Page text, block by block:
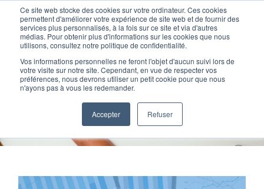
Ce site web stocke des cookies sur votre ordinateur. Ces cookies
permettent d'améliorer votre expérience de site web et de fournir des
services plus personnalisés, à la fois sur ce site et via d'autres
médias. Pour obtenir plus d'informations sur les cookies que nous
utilisons, consultez notre politique de confidentialité.
Vos informations personnelles ne feront l'objet d'aucun suivi lors de
votre visite sur notre site. Cependant, en vue de respecter vos
préférences, nous devrons utiliser un petit cookie pour que nous
n'ayons pas à vous les redemander.
Accepter Refuser
Passer
contenu
Nos offres
Formation
Nos clients
Fortify
Outils RH
Home Outils RH